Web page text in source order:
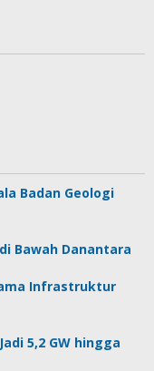
Badan Geologi
Bawah Danantara
Infrastruktur
5,2 GW hingga